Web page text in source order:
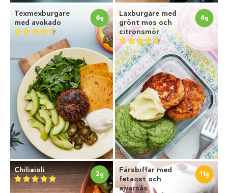
Texmexburgare
med avokado
6g
Laxburgare med
grönt mos och
citronsmör
6g
Chiliaioli 2g
Färsbiffar med
fetaost och
ajvarsås
11g